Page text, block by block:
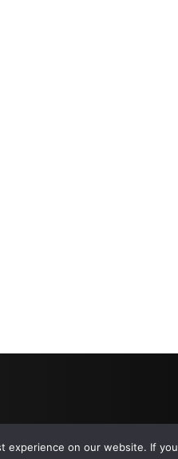
experience on our website. If